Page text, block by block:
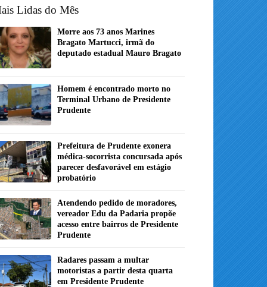
Lidas do Mês
Morre aos 73 anos Marines
Bragato Martucci, irmã do
deputado estadual Mauro Bragato
Homem é encontrado morto no
Terminal Urbano de Presidente
Prudente
Prefeitura de Prudente exonera
médica-socorrista concursada após
parecer desfavorável em estágio
probatório
Atendendo pedido de moradores,
vereador Edu da Padaria propõe
acesso entre bairros de Presidente
Prudente
Radares passam a multar
motoristas a partir desta quarta
em Presidente Prudente